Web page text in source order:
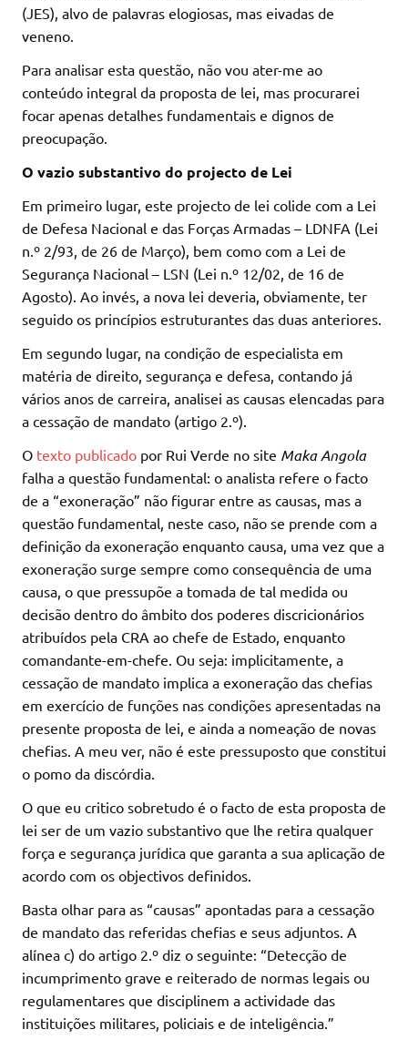
(JES), alvo de palavras elogiosas, mas eivadas de
veneno.
Para analisar esta questão, não vou ater-me ao
conteúdo integral da proposta de lei, mas procurarei
focar apenas detalhes fundamentais e dignos de
preocupação.
O vazio substantivo do projecto de Lei
Em primeiro lugar, este projecto de lei colide com a Lei
de Defesa Nacional e das Forças Armadas – LDNFA (Lei
n.º 2/93, de 26 de Março), bem como com a Lei de
Segurança Nacional – LSN (Lei n.º 12/02, de 16 de
Agosto). Ao invés, a nova lei deveria, obviamente, ter
seguido os princípios estruturantes das duas anteriores.
Em segundo lugar, na condição de especialista em
matéria de direito, segurança e defesa, contando já
vários anos de carreira, analisei as causas elencadas para
a cessação de mandato (artigo 2.º).
O texto publicado por Rui Verde no site Maka Angola
falha a questão fundamental: o analista refere o facto
de a “exoneração” não figurar entre as causas, mas a
questão fundamental, neste caso, não se prende com a
definição da exoneração enquanto causa, uma vez que a
exoneração surge sempre como consequência de uma
causa, o que pressupõe a tomada de tal medida ou
decisão dentro do âmbito dos poderes discricionários
atribuídos pela CRA ao chefe de Estado, enquanto
comandante-em-chefe. Ou seja: implicitamente, a
cessação de mandato implica a exoneração das chefias
em exercício de funções nas condições apresentadas na
presente proposta de lei, e ainda a nomeação de novas
chefias. A meu ver, não é este pressuposto que constitui
o pomo da discórdia.
O que eu critico sobretudo é o facto de esta proposta de
lei ser de um vazio substantivo que lhe retira qualquer
força e segurança jurídica que garanta a sua aplicação de
acordo com os objectivos definidos.
Basta olhar para as “causas” apontadas para a cessação
de mandato das referidas chefias e seus adjuntos. A
alínea c) do artigo 2.º diz o seguinte: “Detecção de
incumprimento grave e reiterado de normas legais ou
regulamentares que disciplinem a actividade das
instituições militares, policiais e de inteligência.”